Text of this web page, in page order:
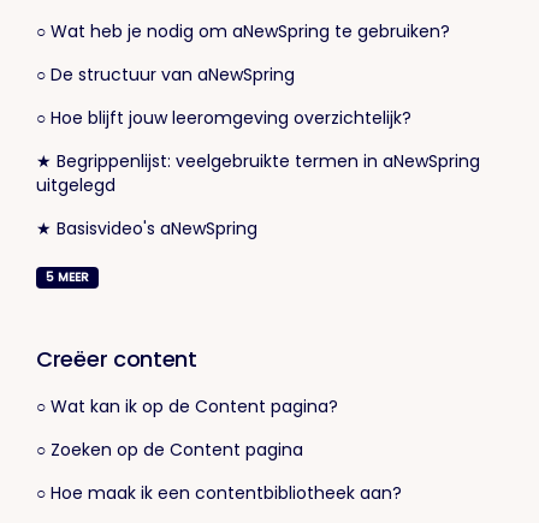
○ Wat heb je nodig om aNewSpring te gebruiken?
○ De structuur van aNewSpring
○ Hoe blijft jouw leeromgeving overzichtelijk?
★ Begrippenlijst: veelgebruikte termen in aNewSpring
uitgelegd
★ Basisvideo's aNewSpring
5 MEER
Creëer content
○ Wat kan ik op de Content pagina?
○ Zoeken op de Content pagina
○ Hoe maak ik een contentbibliotheek aan?